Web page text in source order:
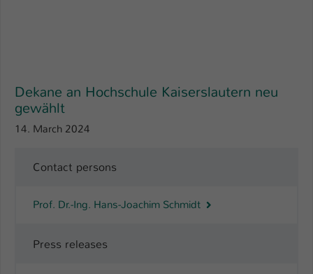
Dekane an Hochschule Kaiserslautern neu
gewählt
14. March 2024
Contact persons
Prof. Dr.-Ing. Hans-Joachim Schmidt
Press releases